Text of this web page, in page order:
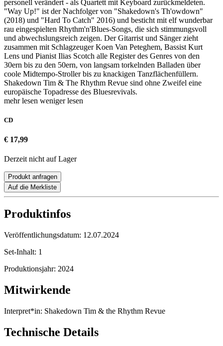
personell verändert - als Quartett mit Keyboard zurückmeldeten.
"Way Up!" ist der Nachfolger von "Shakedown's Th'owdown"
(2018) und "Hard To Catch" 2016) und besticht mit elf wunderbar
rau eingespielten Rhythm'n'Blues-Songs, die sich stimmungsvoll
und abwechslungsreich zeigen. Der Gitarrist und Sänger zieht
zusammen mit Schlagzeuger Koen Van Peteghem, Bassist Kurt
Lens und Pianist Ilias Scotch alle Register des Genres von den
30ern bis zu den 50ern, von langsam torkelnden Balladen über
coole Midtempo-Stroller bis zu knackigen Tanzflächenfüllern.
Shakedown Tim & The Rhythm Revue sind ohne Zweifel eine
europäische Topadresse des Bluesrevivals.
mehr lesen weniger lesen
CD
€ 17,99
Derzeit nicht auf Lager
Produkt anfragen
Auf die Merkliste
Produktinfos
Veröffentlichungsdatum: 12.07.2024
Set-Inhalt: 1
Produktionsjahr: 2024
Mitwirkende
Interpret*in: Shakedown Tim & the Rhythm Revue
Technische Details